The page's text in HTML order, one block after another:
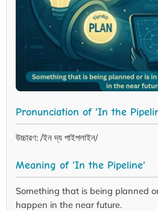
Pronunciation of 'In the
উচ্চারণ: /ইন দ্য পাইপলাইন/
Meaning of 'In the Pipeline'
Something that is being planned
happen in the near future.